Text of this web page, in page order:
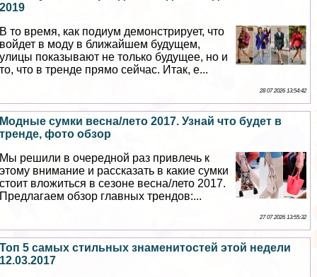
2019
В то время, как подиум демонстрирует, что
войдет в моду в ближайшем будущем,
улицы показывают не только будущее, но и
то, что в тренде прямо сейчас. Итак, е...
28 07 2026 13:54:42
Модные сумки весна/лето 2017. Узнай что будет в
тренде, фото обзор
Мы решили в очередной раз привлечь к
этому внимание и рассказать в какие сумки
стоит вложиться в сезоне весна/лето 2017.
Предлагаем обзор главных трендов:...
27 07 2026 13:55:32
Топ 5 самых стильных знаменитостей этой недели
12.03.2017